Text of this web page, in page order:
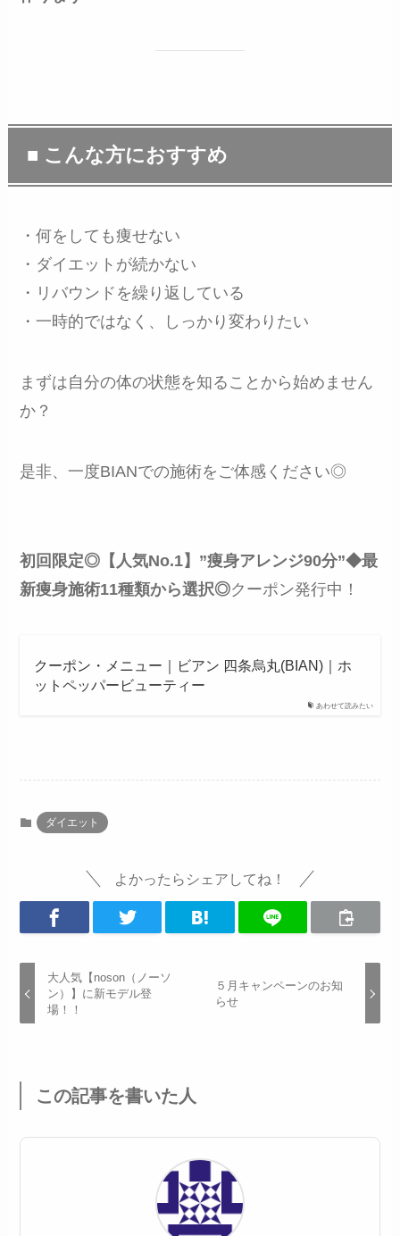
■ こんな方におすすめ
・何をしても痩せない
・ダイエットが続かない
・リバウンドを繰り返している
・一時的ではなく、しっかり変わりたい
まずは自分の体の状態を知ることから始めません
か？
是非、一度BIANでの施術をご体感ください◎
初回限定◎【人気No.1】”痩身アレンジ90分”◆最
新痩身施術11種類から選択◎クーポン発行中！
あわせて読みたい
クーポン・メニュー｜ビアン 四条烏丸(BIAN)｜ホ
ットペッパービューティー
ダイエット
よかったらシェアしてね！
大人気【noson（ノーソ
ン）】に新モデル登
場！！
５月キャンペーンのお知
らせ
この記事を書いた人